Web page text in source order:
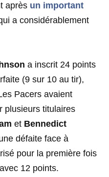
après un important
a considérablement
a inscrit 24 points
(9 sur 10 au tir),
Pacers avaient
plusieurs titulaires
et Bennedict
défaite face à
pour la première fois
12 points.